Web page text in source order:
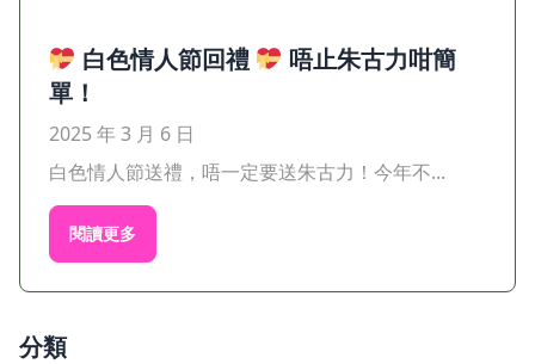
白色情人節回禮
唔止朱古力咁簡
單！
2025 年 3 月 6 日
白色情人節送禮，唔一定要送朱古力！今年不...
閱讀更多
分類